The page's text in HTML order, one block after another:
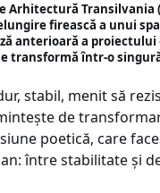
Transilvania
firească a unui
a proiectului
transformă într-o
stabil, menit să
de
poetică, care
între stabilitate și